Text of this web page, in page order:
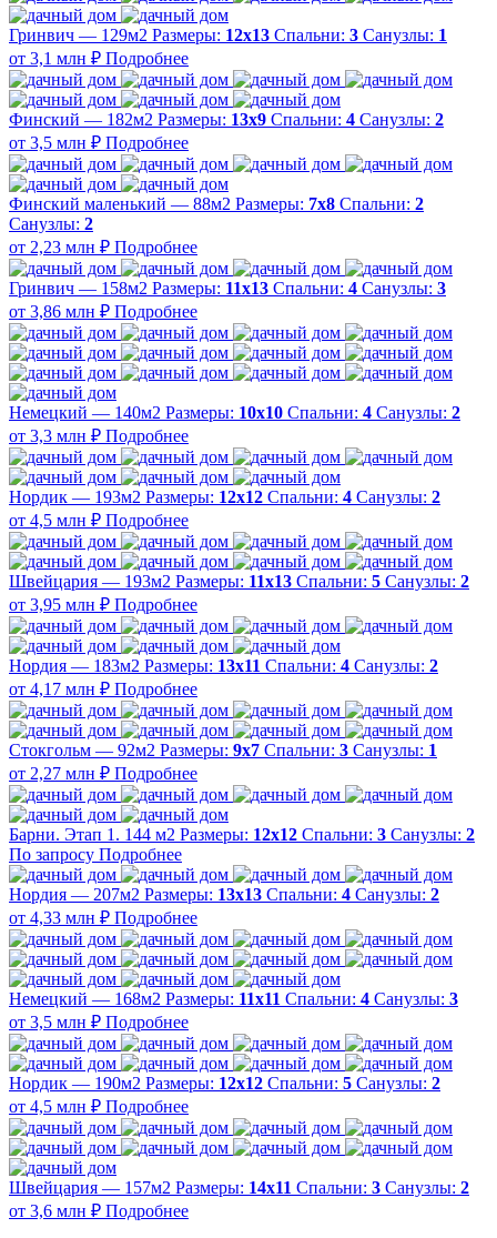
Гринвич — 129м2 Размеры: 12х13 Спальни: 3 Санузлы: 1
от 3,1 млн ₽ Подробнее
Финский — 182м2 Размеры: 13х9 Спальни: 4 Санузлы: 2
от 3,5 млн ₽ Подробнее
Финский маленький — 88м2 Размеры: 7х8 Спальни: 2
Санузлы: 2
от 2,23 млн ₽ Подробнее
Гринвич — 158м2 Размеры: 11x13 Спальни: 4 Санузлы: 3
от 3,86 млн ₽ Подробнее
Немецкий — 140м2 Размеры: 10х10 Спальни: 4 Санузлы: 2
от 3,3 млн ₽ Подробнее
Нордик — 193м2 Размеры: 12х12 Спальни: 4 Санузлы: 2
от 4,5 млн ₽ Подробнее
Швейцария — 193м2 Размеры: 11х13 Спальни: 5 Санузлы: 2
от 3,95 млн ₽ Подробнее
Нордия — 183м2 Размеры: 13х11 Спальни: 4 Санузлы: 2
от 4,17 млн ₽ Подробнее
Стокгольм — 92м2 Размеры: 9х7 Спальни: 3 Санузлы: 1
от 2,27 млн ₽ Подробнее
Барни. Этап 1. 144 м2 Размеры: 12х12 Спальни: 3 Санузлы: 2
По запросу Подробнее
Нордия — 207м2 Размеры: 13х13 Спальни: 4 Санузлы: 2
от 4,33 млн ₽ Подробнее
Немецкий — 168м2 Размеры: 11х11 Спальни: 4 Санузлы: 3
от 3,5 млн ₽ Подробнее
Нордик — 190м2 Размеры: 12х12 Спальни: 5 Санузлы: 2
от 4,5 млн ₽ Подробнее
Швейцария — 157м2 Размеры: 14х11 Спальни: 3 Санузлы: 2
от 3,6 млн ₽ Подробнее